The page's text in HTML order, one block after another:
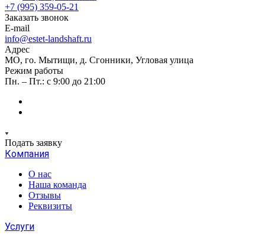
+7 (995) 359-05-21
Заказать звонок
E-mail
info@estet-landshaft.ru
Адрес
МО, го. Мытищи, д. Сгонники, Угловая улица
Режим работы
Пн. – Пт.: с 9:00 до 21:00
Подать заявку
Компания
О нас
Наша команда
Отзывы
Реквизиты
Услуги